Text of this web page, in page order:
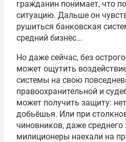
гражданин понимает, что
ситуацию. Дальше он
рушиться банковская
средний бизнес...
Но даже сейчас, без
может ощутить
системы на свою
правоохранительной и
может получить защиту:
добьёшья. Или при
чиновников, даже
милиционеры наехали на